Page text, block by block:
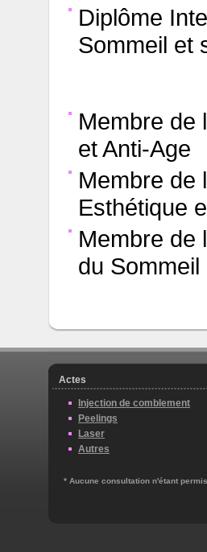
Diplôme
Sommeil et
Membre de
et Anti-Age
Membre de
Esthétique
Membre de
du Sommeil
Actes
Injection de comblement
Peelings
Laser
Autres
* Aucune consultation n'étant